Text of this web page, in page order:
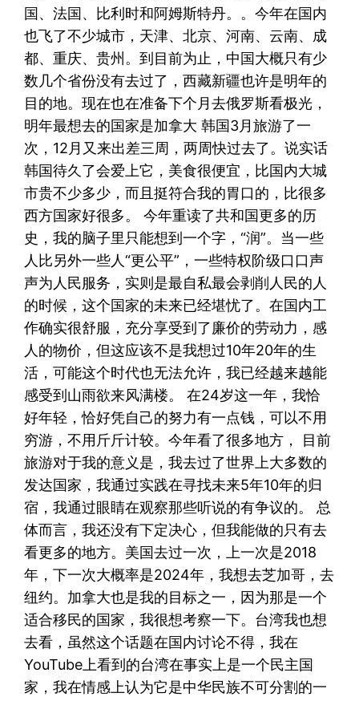
国、法国、比利时和阿姆斯特丹。。今年在国内
也飞了不少城市，天津、北京、河南、云南、成
都、重庆、贵州。到目前为止，中国大概只有少
数几个省份没有去过了，西藏新疆也许是明年的
目的地。现在也在准备下个月去俄罗斯看极光，
明年最想去的国家是加拿大 韩国3月旅游了一
次，12月又来出差三周，两周快过去了。说实话
韩国待久了会爱上它，美食很便宜，比国内大城
市贵不少多少，而且挺符合我的胃口的，比很多
西方国家好很多。 今年重读了共和国更多的历
史，我的脑子里只能想到一个字，“润”。当一些
人比另外一些人“更公平”，一些特权阶级口口声
声为人民服务，实则是最自私最会剥削人民的人
的时候，这个国家的未来已经堪忧了。在国内工
作确实很舒服，充分享受到了廉价的劳动力，感
人的物价，但这应该不是我想过10年20年的生
活，可能这个时代也无法允许，我已经越来越能
感受到山雨欲来风满楼。 在24岁这一年，我恰
好年轻，恰好凭自己的努力有一点钱，可以不用
穷游，不用斤斤计较。今年看了很多地方， 目前
旅游对于我的意义是，我去过了世界上大多数的
发达国家，我通过实践在寻找未来5年10年的归
宿，我通过眼睛在观察那些听说的有争议的。 总
体而言，我还没有下定决心，但我能做的只有去
看更多的地方。美国去过一次，上一次是2018
年，下一次大概率是2024年，我想去芝加哥，去
纽约。加拿大也是我的目标之一，因为那是一个
适合移民的国家，我很想考察一下。台湾我也想
去看，虽然这个话题在国内讨论不得，我在
YouTube上看到的台湾在事实上是一个民主国
家，我在情感上认为它是中华民族不可分割的一